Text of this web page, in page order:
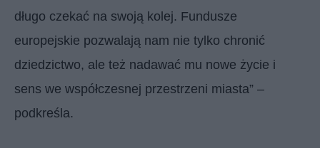
długo czekać na swoją kolej. Fundusze
europejskie pozwalają nam nie tylko chronić
dziedzictwo, ale też nadawać mu nowe życie i
sens we współczesnej przestrzeni miasta” –
podkreśla.